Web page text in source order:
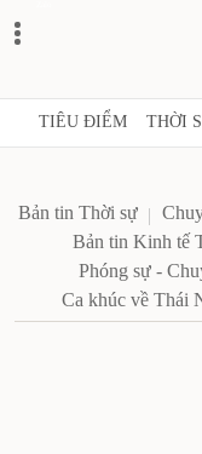
TIÊU ĐIỂM THỜI
Bản tin Thời sự
Bản tin Kinh tế
Phóng sự -
Ca khúc về Thái